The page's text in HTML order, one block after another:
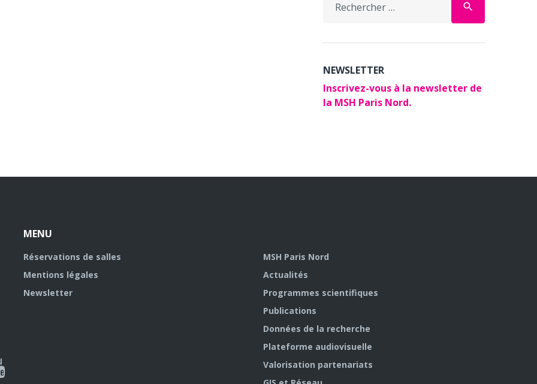
for:
search
NEWSLETTER
Inscrivez-vous à la newsletter de
la MSH Paris Nord.
MENU
Réservations de salles
Mentions légales
Newsletter
MSH Paris Nord
Actualités
Programmes scientifiques
Publications
Données de la recherche
Plateforme audiovisuelle
Valorisation partenariats